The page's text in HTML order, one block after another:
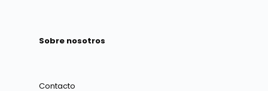
Sobre nosotros
Contacto